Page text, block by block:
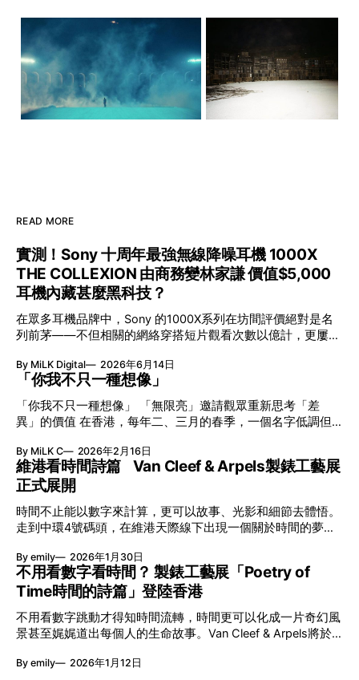
READ MORE
實測！Sony 十周年最強無線降噪耳機 1000X
THE COLLEXION 由商務變林家謙 價值$5,000
耳機內藏甚麼黑科技？
在眾多耳機品牌中，Sony 的1000X系列在坊間評價絕對是名
列前茅——不但相關的網絡穿搭短片觀看次數以億計，更屢獲
VGP 金獎，也是 Amazon 折扣日的大熱推介。
By MiLK Digital 2026年6月14日
「你我不只一種想像」
「你我不只一種想像」 「無限亮」邀請觀眾重新思考「差
異」的價值 在香港，每年二、三月的春季，一個名字低調但
節與香港賽馬會慈善信託基金聯合呈獻，以共融藝術為核心，
八年來不只是帶來無數來自世界各地的優秀節目，更致力於在
本地建立屬於香港的共融創作生態。今年更首度與本地兩大旗
艦藝團強強聯手打造兩部深具意義的作品《遊延》及《弦上光
影》，展開一場前所未有的藝術對話，擦下多元藝術下的流動
能量，全面開展一場無界限嘅藝術旅程。 第八屆「無限亮」
以「你我不只一種想像」為題，從共融角度重新思索「差異」
的價值。不同能力人士是社會多樣性的一部分。每人皆擁有
「不同」能力與特質，當我們一齊生活、一齊創作、互相啟
發，偏見與界線，也自然被藝術溶化。 「無限亮」2026精彩
節目包括: 2月27日至3月1日：帕拉管弦樂團《無邊狂想曲》/
音樂‧舞蹈 (開幕節目) 2月28日至3月1日：
By MiLK C 2026年2月16日
維港看時間詩篇 Van Cleef & Arpels製錶工藝展
正式展開
時間不止能以數字來計算，更可以故事、光影和細節去體悟。
走到中環4號碼頭，在維港天際線下出現一個關於時間的夢幻
覽。由即日至2月8日期間舉行，世家把一貫低調精緻的製錶語
言搬離傳統店舖，放進公共場域，讓時間不只是腕上的個人物
件，而是一場可以與他人一同經歷的詩意旅程。 在碼頭打開
「時間詩集」 走進展場尤如翻開一本時間詩集，藉由不同主
題呈現時間的無限想像。Van Cleef & Arpels的腕錶從來不是
由單純的機械與數字堆砌，更像是腕上的動人故事。 世家以
精湛的製錶技術與敘事美學為核心，讓每一枚腕錶都超越單純
報時的功能，而是把稍縱即逝的瞬間凝結成可以反覆閱讀的畫
By emily 2026年1月30日
不用看數字看時間？ 製錶工藝展「Poetry of
Time時間的詩篇」登陸香港
不用看數字跳動才得知時間流轉，時間更可以化成一片奇幻風
景甚至娓娓道出每個人的生命故事。Van Cleef & Arpels將於1
詩篇」展覽，邀請大家走進由愛情故事、詩意星象、迷人自然
By emily 2026年1月12日